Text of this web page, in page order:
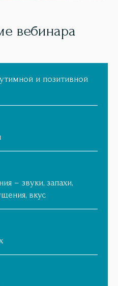
вебинара
и позитивной
– звуки, запахи,
вкус